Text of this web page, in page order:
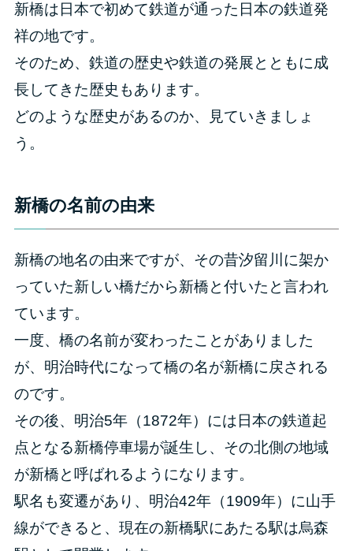
新橋は日本で初めて鉄道が通った日本の鉄道発
祥の地です。
そのため、鉄道の歴史や鉄道の発展とともに成
長してきた歴史もあります。
どのような歴史があるのか、見ていきましょ
う。
新橋の名前の由来
新橋の地名の由来ですが、その昔汐留川に架か
っていた新しい橋だから新橋と付いたと言われ
ています。
一度、橋の名前が変わったことがありました
が、明治時代になって橋の名が新橋に戻される
のです。
その後、明治5年（1872年）には日本の鉄道起
点となる新橋停車場が誕生し、その北側の地域
が新橋と呼ばれるようになります。
駅名も変遷があり、明治42年（1909年）に山手
線ができると、現在の新橋駅にあたる駅は烏森